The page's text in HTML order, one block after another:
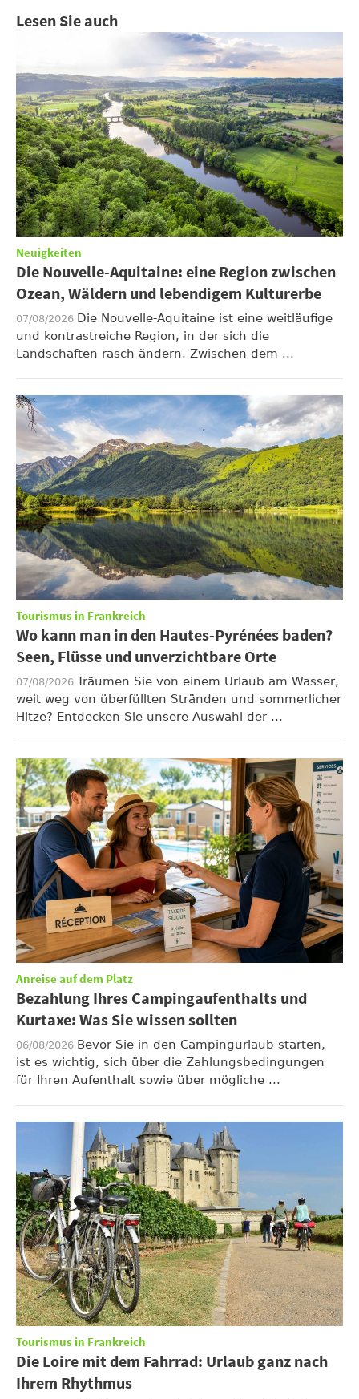
Lesen Sie auch
Neuigkeiten
Die Nouvelle-Aquitaine: eine Region zwischen
Ozean, Wäldern und lebendigem Kulturerbe
07/08/2026 Die Nouvelle-Aquitaine ist eine weitläufige
und kontrastreiche Region, in der sich die
Landschaften rasch ändern. Zwischen dem ...
Tourismus in Frankreich
Wo kann man in den Hautes-Pyrénées baden?
Seen, Flüsse und unverzichtbare Orte
07/08/2026 Träumen Sie von einem Urlaub am Wasser,
weit weg von überfüllten Stränden und sommerlicher
Hitze? Entdecken Sie unsere Auswahl der ...
Anreise auf dem Platz
Bezahlung Ihres Campingaufenthalts und
Kurtaxe: Was Sie wissen sollten
06/08/2026 Bevor Sie in den Campingurlaub starten,
ist es wichtig, sich über die Zahlungsbedingungen
für Ihren Aufenthalt sowie über mögliche ...
Tourismus in Frankreich
Die Loire mit dem Fahrrad: Urlaub ganz nach
Ihrem Rhythmus